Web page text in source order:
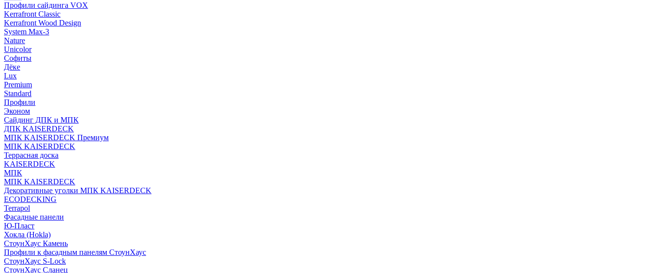
Профили сайдинга VOX
Kerrafront Classic
Kerrafront Wood Design
System Max-3
Nature
Unicolor
Софиты
Дёке
Lux
Premium
Standard
Профили
Эконом
Сайдинг ДПК и МПК
ДПК KAISERDECK
МПК KAISERDECK Премиум
МПК KAISERDECK
Террасная доска
KAISERDECK
МПК
МПК KAISERDECK
Декоративные уголки МПК KAISERDECK
ECODECKING
Terrapol
Фасадные панели
Ю-Пласт
Хокла (Hokla)
СтоунХаус Камень
Профили к фасадным панелям СтоунХаус
СтоунХаус S-Lock
СтоунХаус Сланец